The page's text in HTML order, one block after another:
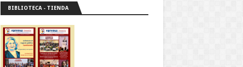
BIBLIOTECA - TIENDA